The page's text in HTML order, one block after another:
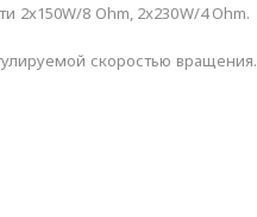
2х150W/8 Ohm, 2x230W/4 Ohm.
скоростью вращения.